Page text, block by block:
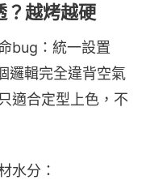
？越烤越硬
bug：統一設置
輯完全違背空氣
適合定型上色，不
水分：